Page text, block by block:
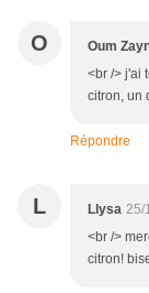
O Oum
<br /> j'ai
citron, un
Répondre
L Llysa 25/
<br />
citron!